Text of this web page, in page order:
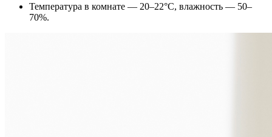
Температура в комнате — 20–22°C, влажность — 50–
70%.